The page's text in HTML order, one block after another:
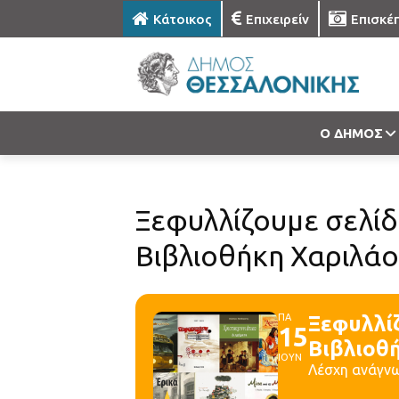
Κάτοικος Επιχειρείν
Ο ΔΗΜΟΣ
Ξεφυλλίζουμε
Βιβλιοθήκη
ΠΑ
15
ΙΟΥΝ
Λέσχη